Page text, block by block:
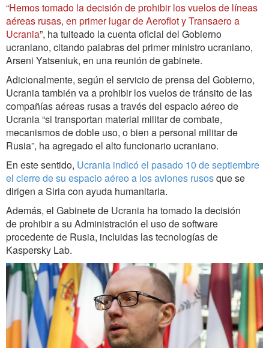
“Hemos tomado la decisión de prohibir los vuelos de líneas
aéreas rusas, en primer lugar de Aeroflot y Transaero a
Ucrania”, ha tuiteado la cuenta oficial del Gobierno
ucraniano, citando palabras del primer ministro ucraniano,
Arseni Yatseniuk, en una reunión de gabinete.
Adicionalmente, según el servicio de prensa del Gobierno,
Ucrania también va a prohibir los vuelos de tránsito de las
compañías aéreas rusas a través del espacio aéreo de
Ucrania “si transportan material militar de combate,
mecanismos de doble uso, o bien a personal militar de
Rusia”, ha agregado el alto funcionario ucraniano.
En este sentido, Ucrania indicó el pasado 10 de septiembre
el cierre de su espacio aéreo a los aviones rusosque se
dirigen a Siria con ayuda humanitaria.
Además, el Gabinete de Ucrania ha tomado la decisión
de prohibir a su Administración el uso de software
procedente de Rusia, incluidas las tecnologías de
Kaspersky Lab.